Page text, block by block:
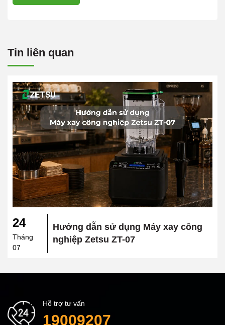
Tin liên quan
24
Tháng
07
Hướng dẫn sử dụng Máy xay công
nghiệp Zetsu ZT-07
Hỗ trợ tư vấn
19009207